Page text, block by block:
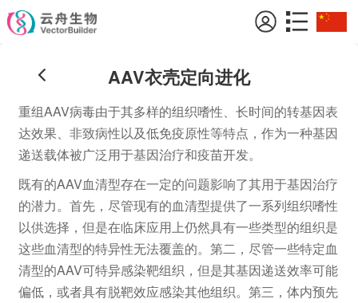
AAV衣壳定向进化
重组AAV病毒由于其多样的组织嗜性、长时间的转基因表
达效果、非致病性以及低免疫原性等特点，作为一种基因
递送载体被广泛用于基因治疗和疫苗开发。
既有的AAV血清型存在一定的问题影响了其用于基因治疗
的潜力。首先，尽管现有的血清型提供了一系列组织嗜性
以供选择，但是在临床应用上仍然具有一些类型的组织是
这些血清型的特异性无法覆盖的。第二，尽管一些特定血
清型的AAV可特异感染靶组织，但是其基因递送效率可能
偏低，或者具有脱靶效应感染其他组织。第三，体内预先